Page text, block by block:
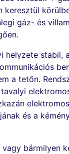
keresztül
gáz- és
helyzete stabil,
a tetőn.
és a
vagy bármilyen